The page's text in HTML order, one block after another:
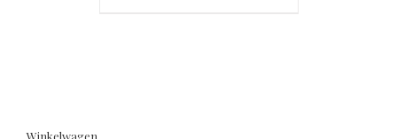
Winkelwagen